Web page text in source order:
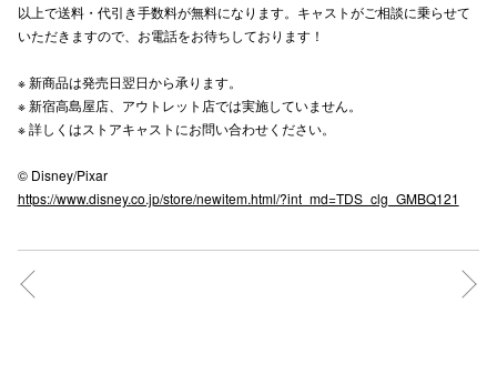
以上で送料・代引き手数料が無料になります。キャストがご相談に乗らせて
いただきますので、お電話をお待ちしております！​
※ 新商品は発売日翌日から承ります。​
※ 新宿高島屋店、アウトレット店では実施していません。​
※ 詳しくはストアキャストにお問い合わせください。 ​
© Disney/Pixar
https://www.disney.co.jp/store/newitem.html/?int_md=TDS_clg_GMBQ121